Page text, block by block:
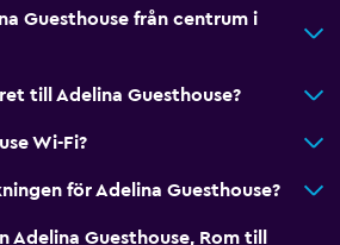
Guesthouse från centrum i
till Adelina Guesthouse?
Wi-Fi?
för Adelina Guesthouse?
Adelina Guesthouse, Rom till